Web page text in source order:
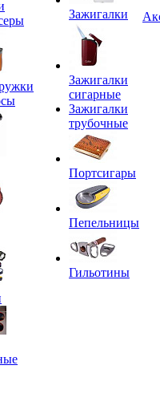
Зажигалки
Зажигалки
сигарные
Зажигалки
трубочные
Портсигары
Пепельницы
Гильотины